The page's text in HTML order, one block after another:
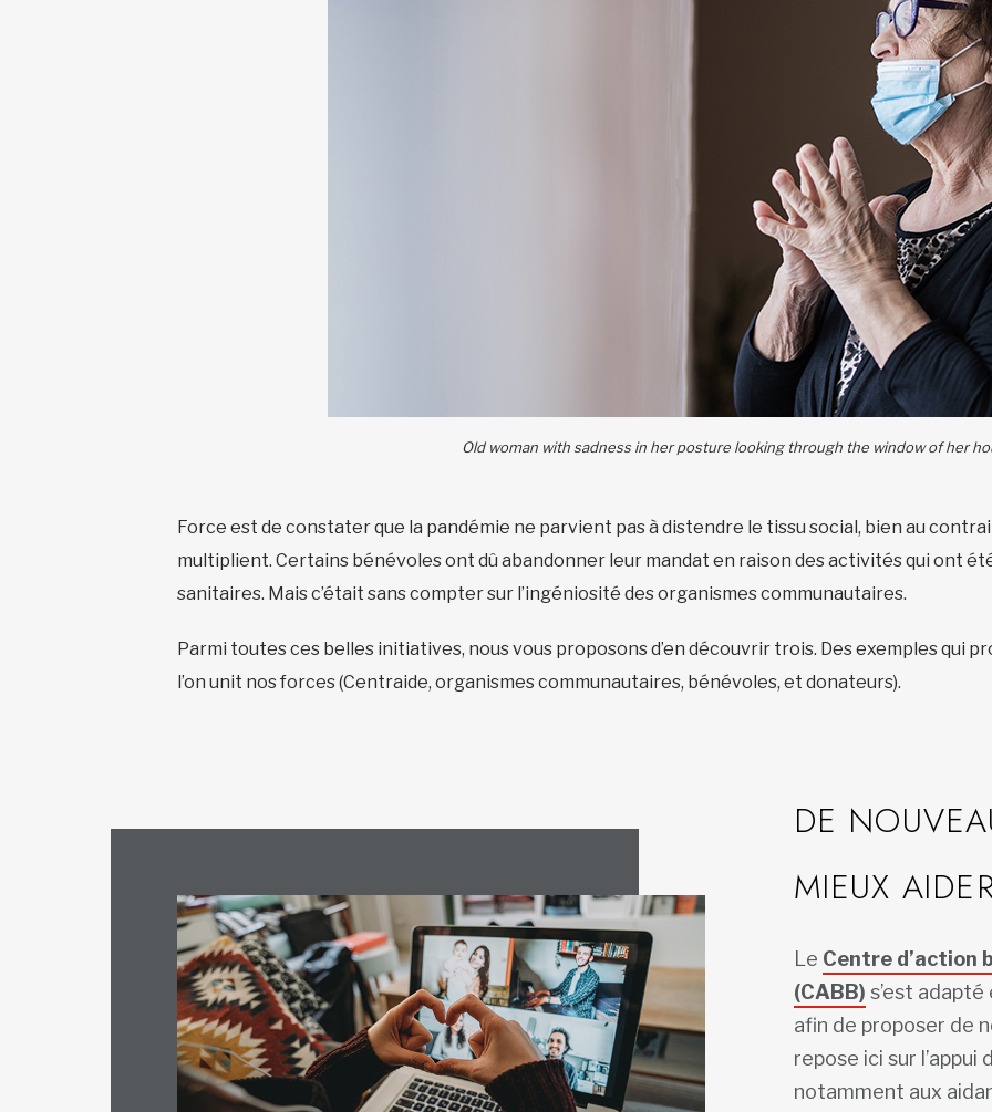
Old woman with sadness in her posture looking through the window of her
Force est de constater que la pandémie ne parvient pas à distendre le tissu social, bien au
multiplient. Certains bénévoles ont dû abandonner leur mandat en raison des activités qui ont
sanitaires. Mais c’était sans compter sur l’ingéniosité des organismes communautaires.
Parmi toutes ces belles initiatives, nous vous proposons d’en découvrir trois. Des exemples qui
l’on unit nos forces (Centraide, organismes communautaires, bénévoles, et donateurs).
DE
MIEUX
Le Centre d’action
(CABB) s’est
afin de proposer de
repose ici sur
notamment aux